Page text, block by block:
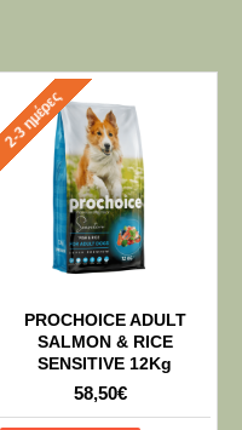
2-3 ημέρες
PROCHOICE ADULT
SALMON & RICE
SENSITIVE 12Kg
58,50€